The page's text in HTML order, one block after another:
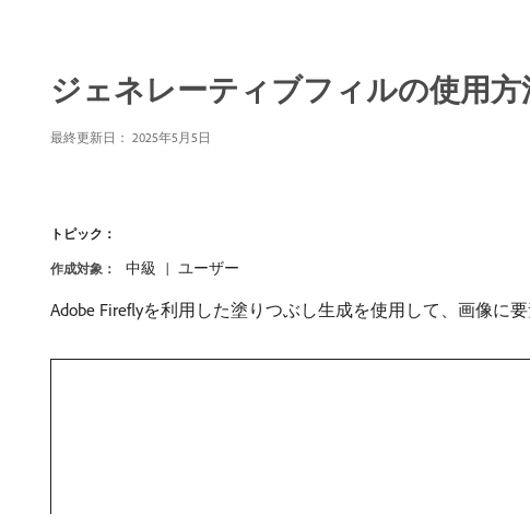
ジェネレーティブフィルの使用方
最終更新日： 2025年5月5日
トピック：
作成対象： 中級 ユーザー
Adobe Fireflyを利用した塗りつぶし生成を使用して、画像に